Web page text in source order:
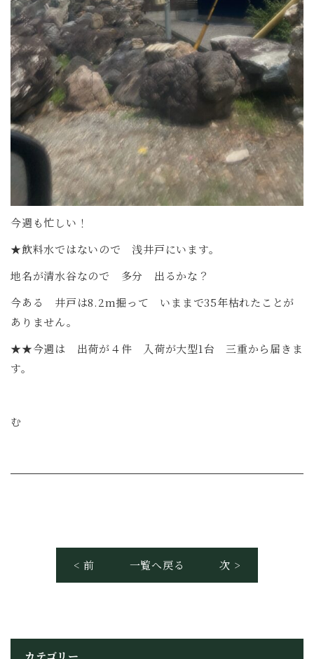
今週も忙しい！
★飲料水ではないので 浅井戸にいます。
地名が清水谷なので 多分 出るかな？
今ある 井戸は8.2m掘って いままで35年枯れたことが
ありません。
★★今週は 出荷が４件 入荷が大型1台 三重から届きま
す。
む
< 前 一覧へ戻る 次 >
カテゴリー